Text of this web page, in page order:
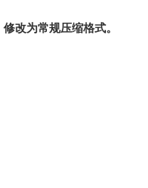
改为常规压缩格式。